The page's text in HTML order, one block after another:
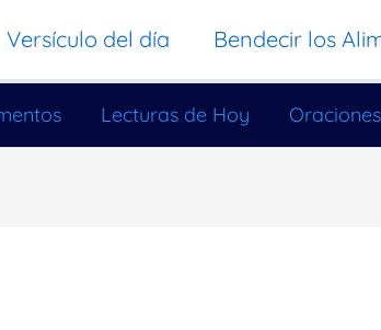
Versículo del día Bendecir los
Lecturas de Hoy